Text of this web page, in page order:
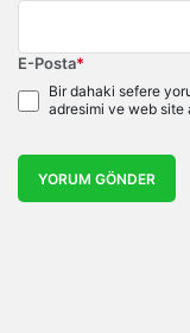
E-Posta*
Bir dahaki sefere
adresimi ve web site
YORUM GÖNDER